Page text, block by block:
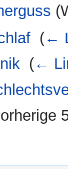
‎ (←
‎ (←